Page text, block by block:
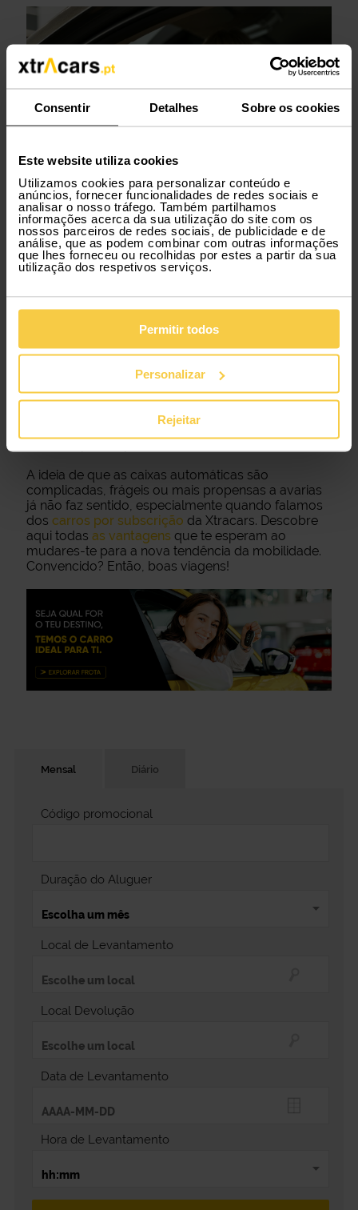
Consentir Detalhes Sobre os cookies
Este website utiliza cookies
Utilizamos cookies para personalizar conteúdo e
anúncios, fornecer funcionalidades de redes sociais e
analisar o nosso tráfego. Também partilhamos
informações acerca da sua utilização do site com os
nossos parceiros de redes sociais, de publicidade e de
análise, que as podem combinar com outras informações
que lhes forneceu ou recolhidas por estes a partir da sua
utilização dos respetivos serviços.
Permitir todos
Personalizar
Rejeitar
Mensal Diário
Local de Levantamento
Local Devolução
Data de Levantamento
Hora de Levantamento
Duração do Aluguer
Código promocional
Aluga um carro automático de forma
descomplicada.
Ainda tens dúvidas? Experimentar pode ser a
melhor forma de perceber o que torna esta opção
tão prática. Com a Xtracars, podes alugar um carro
automático sem fidelização e com tudo incluído: a
solução perfeita para quem procura mais conforto
e menos preocupações.
A ideia de que as caixas automáticas são
complicadas, frágeis ou mais propensas a avarias
já não faz sentido, especialmente quando falamos
dos carros por subscrição da Xtracars. Descobre
aqui todas as vantagens que te esperam ao
mudares-te para a nova tendência da mobilidade.
Convencido? Então, boas viagens!